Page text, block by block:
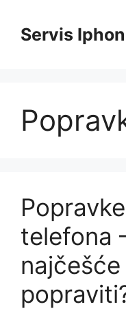
contentServis
telefona